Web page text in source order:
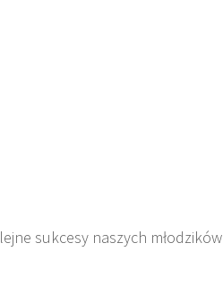
sukcesy naszych